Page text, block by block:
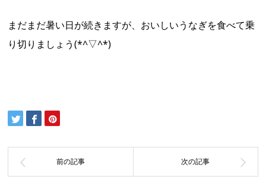
まだまだ暑い日が続きますが、おいしいうなぎを食べて乗
り切りましょう(*^▽^*)